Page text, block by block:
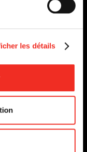
les détails